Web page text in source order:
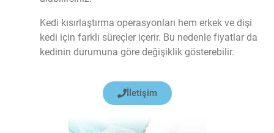
Kedi kısırlaştırma operasyonları hem erkek ve dişi
kedi için farklı süreçler içerir. Bu nedenle fiyatlar da
kedinin durumuna göre değişiklik gösterebilir.
İletişim